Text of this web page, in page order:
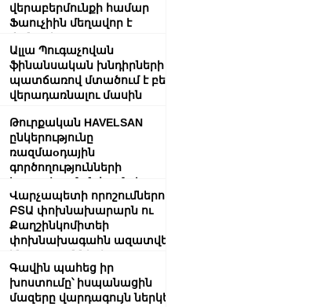
վերաբերմունքի համար
Ֆաուչիին մեղավոր է
Ալլա Պուգաչովան
ֆինանսական խնդիրների
պատճառով մտածում է բեմ
վերադառնալու մասին
Թուրքական HAVELSAN
ընկերությունը
ռազմաoդային
գործողությունների
կառավարման համակարգ է
փոխանցել Ադրբեջանին
Վարչապետի որոշումներով՝
ԲՏԱ փոխնախարարն ու
Քաղշինկոմիտեի
փոխնախագահն ազատվել
Գավին պահեց իր
խոստումը՝ իսպանացին
մազերը վարդագույն ներկեց